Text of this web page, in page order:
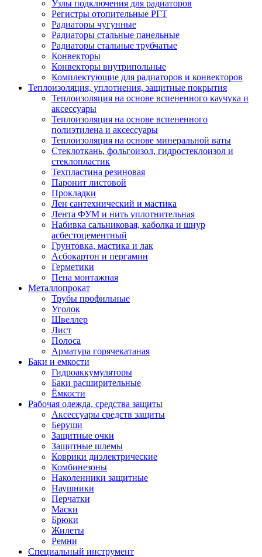
Узлы подключения для радиаторов
Регистры отопительные РГТ
Радиаторы чугунные
Радиаторы стальные панельные
Радиаторы стальные трубчатые
Конвекторы
Конвекторы внутрипольные
Комплектующие для радиаторов и конвекторов
Теплоизоляция, уплотнения, защитные покрытия
Теплоизоляция на основе вспененного каучука и
аксессуары
Теплоизоляция на основе вспененного
полиэтилена и аксессуары
Теплоизоляция на основе минеральной ваты
Стеклоткань, фольгоизол, гидростеклоизол и
стеклопластик
Техпластина резиновая
Паронит листовой
Прокладки
Лен сантехнический и мастика
Лента ФУМ и нить уплотнительная
Набивка сальниковая, каболка и шнур
асбестоцементный
Грунтовка, мастика и лак
Асбокартон и пергамин
Герметики
Пена монтажная
Металлопрокат
Трубы профильные
Уголок
Швеллер
Лист
Полоса
Арматура горячекатаная
Баки и емкости
Гидроаккумуляторы
Баки расширительные
Ёмкости
Рабочая одежда, средства защиты
Аксессуары средств защиты
Беруши
Защитные очки
Защитные шлемы
Коврики диэлектрические
Комбинезоны
Наколенники защитные
Наушники
Перчатки
Маски
Брюки
Жилеты
Ремни
Специальный инструмент